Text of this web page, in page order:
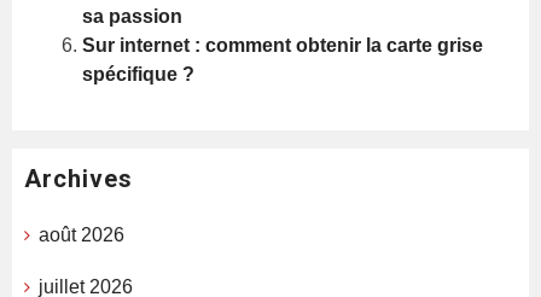
sa passion
Sur internet : comment obtenir la carte grise
spécifique ?
Archives
août 2026
juillet 2026